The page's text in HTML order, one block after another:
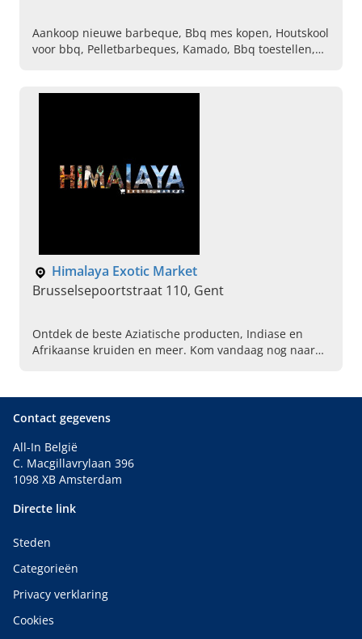
Aankoop nieuwe barbeque, Bbq mes kopen, Houtskool
voor bbq, Pelletbarbeques, Kamado, Bbq toestellen,
Himalaya Exotic Market
Brusselsepoortstraat 110, Gent
Ontdek de beste Aziatische producten, Indiase en
Afrikaanse kruiden en meer. Kom vandaag nog naar
Contact gegevens
All-In België
C. Macgillavrylaan 396
1098 XB Amsterdam
Directe link
Steden
Categorieën
Privacy verklaring
Cookies